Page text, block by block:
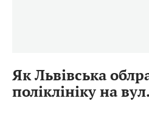
Як Львівська
поліклініку на